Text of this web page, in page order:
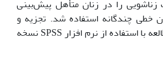
زناشویی را در زنان متأهل پیش‌بینی
خطی چندگانه استفاده شد. تجزیه و
تحلیل داده‌ها در این مطالعه با استفاده از نرم افزار SPSS نسخه